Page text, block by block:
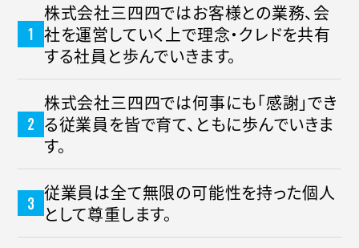
株式会社三四四ではお客様との業務、会
社を運営していく上で理念・クレドを共有
する社員と歩んでいきます。
株式会社三四四では何事にも「感謝」でき
る従業員を皆で育て、ともに歩んでいきま
す。
従業員は全て無限の可能性を持った個人
として尊重します。